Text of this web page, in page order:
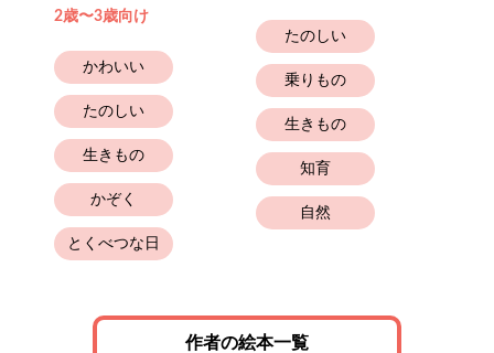
2歳〜3歳向け
かわいい
たのしい
生きもの
かぞく
とくべつな日
たのしい
乗りもの
生きもの
知育
自然
作者の絵本一覧